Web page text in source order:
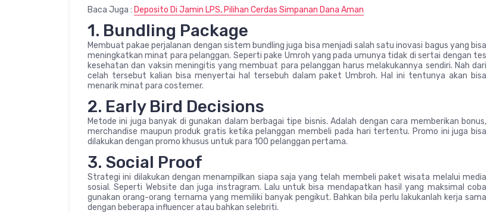
Baca Juga : Deposito Di Jamin LPS, Pilihan Cerdas Simpanan Dana Aman
1. Bundling Package
Membuat pakae perjalanan dengan sistem bundling juga bisa menjadi salah satu inovasi bagus yang bisa
meningkatkan minat para pelanggan. Seperti pake Umroh yang pada umunya tidak di sertai dengan tes
kesehatan dan vaksin meningitis yang membuat para pelanggan harus melakukannya sendiri. Nah dari
celah tersebut kalian bisa menyertai hal tersebuh dalam paket Umbroh. Hal ini tentunya akan bisa
menarik minat para costemer.
2. Early Bird Decisions
Metode ini juga banyak di gunakan dalam berbagai tipe bisnis. Adalah dengan cara memberikan bonus,
merchandise maupun produk gratis ketika pelanggan membeli pada hari tertentu. Promo ini juga bisa
dilakukan dengan promo khusus untuk para 100 pelanggan pertama.
3. Social Proof
Strategi ini dilakukan dengan menampilkan siapa saja yang telah membeli paket wisata melalui media
sosial. Seperti Website dan juga instragram. Lalu untuk bisa mendapatkan hasil yang maksimal coba
gunakan orang-orang ternama yang memiliki banyak pengikut. Bahkan bila perlu lakukanlah kerja sama
dengan beberapa influencer atau bahkan selebriti.